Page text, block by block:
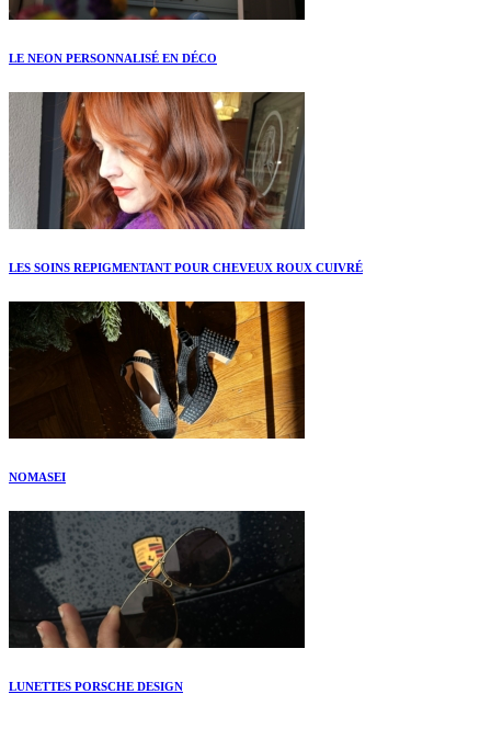
LE NEON PERSONNALISÉ EN DÉCO
LES SOINS REPIGMENTANT POUR CHEVEUX ROUX CUIVRÉ
NOMASEI
LUNETTES PORSCHE DESIGN